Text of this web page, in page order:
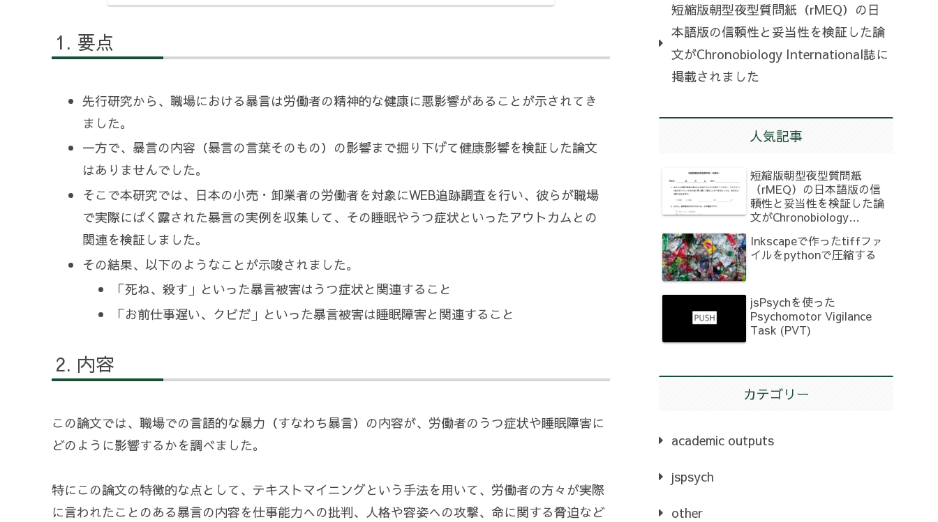
要点
先行研究から、職場における暴言は労働者の精神的な健康に悪影響があることが示されてき
ました。
一方で、暴言の内容（暴言の言葉そのもの）の影響まで掘り下げて健康影響を検証した論文
はありませんでした。
そこで本研究では、日本の小売・卸業者の労働者を対象にWEB追跡調査を行い、彼らが職場
で実際にばく露された暴言の実例を収集して、その睡眠やうつ症状といったアウトカムとの
関連を検証しました。
その結果、以下のようなことが示唆されました。
「死ね、殺す」といった暴言被害はうつ症状と関連すること
「お前仕事遅い、クビだ」といった暴言被害は睡眠障害と関連すること
内容
この論文では、職場での言語的な暴力（すなわち暴言）の内容が、労働者のうつ症状や睡眠障害に
どのように影響するかを調べました。
特にこの論文の特徴的な点として、テキストマイニングという手法を用いて、労働者の方々が実際
に言われたことのある暴言の内容を仕事能力への批判、人格や容姿への攻撃、命に関する脅迫など
短縮版朝型夜型質問紙（rMEQ）の日
本語版の信頼性と妥当性を検証した論
文がChronobiology International誌に
掲載されました
人気記事
短縮版朝型夜型質問紙
（rMEQ）の日本語版の信
頼性と妥当性を検証した論
文がChronobiology
ました
Inkscapeで作ったtiffファ
イルをpythonで圧縮する
jsPsychを使った
Psychomotor Vigilance
Task (PVT)
カテゴリー
academic outputs
jspsych
other